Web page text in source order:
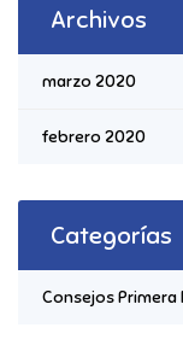
Archivos
marzo 2020
febrero 2020
Categorías
Consejos Primera